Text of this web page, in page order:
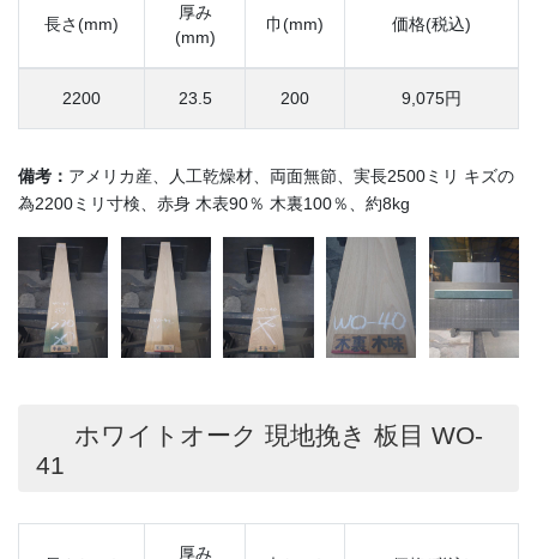
長さ(mm)
厚み
(mm)
巾(mm) 価格(税込)
2200 23.5 200 9,075円
備考： アメリカ産、人工乾燥材、両面無節、実長2500ミリ キズの
為2200ミリ寸検、赤身 木表90％ 木裏100％、約8kg
ホワイトオーク 現地挽き 板目 WO-
41
厚み